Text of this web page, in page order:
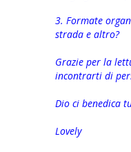
3. Formate
strada e altro?
Grazie per la
incontrarti di
Dio ci benedica
Lovely